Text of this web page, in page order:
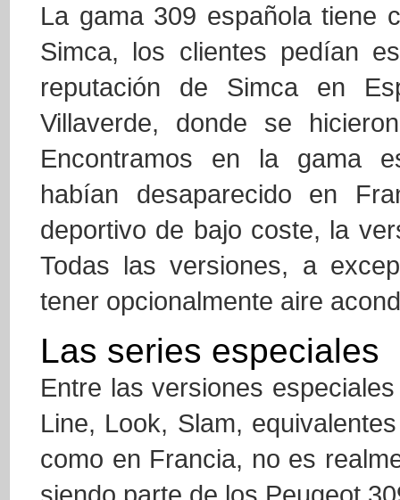
La gama 309 española tiene
Simca, los clientes pedían
reputación de Simca en
Villaverde, donde se
Encontramos en la gama
habían desaparecido en
deportivo de bajo coste, la
Todas las versiones, a
tener opcionalmente aire
Las series especiales
Entre las versiones
Line, Look, Slam,
como en Francia, no es